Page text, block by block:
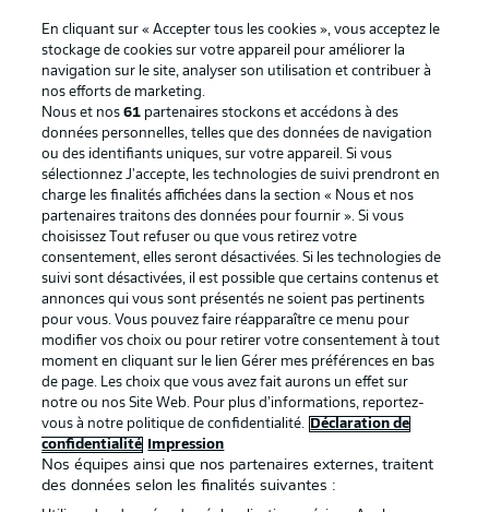
La publicité Conditions d’utilisation des
Mentions Légales Gérer mes préférences
Déclaration de
confidentialité
Diffuseurs
Travaux Contact
Impression Joueurs
En cliquant sur « Accepter tous les cookies », vous acceptez le
stockage de cookies sur votre appareil pour améliorer la
navigation sur le site, analyser son utilisation et contribuer à
nos efforts de marketing.
Nous et nos61 partenaires stockons et accédons à des
données personnelles, telles que des données de navigation
ou des identifiants uniques, sur votre appareil. Si vous
sélectionnez J'accepte, les technologies de suivi prendront en
charge les finalités affichées dans la section « Nous et nos
partenaires traitons des données pour fournir ». Si vous
choisissez Tout refuser ou que vous retirez votre
consentement, elles seront désactivées. Si les technologies de
suivi sont désactivées, il est possible que certains contenus et
annonces qui vous sont présentés ne soient pas pertinents
pour vous. Vous pouvez faire réapparaître ce menu pour
modifier vos choix ou pour retirer votre consentement à tout
moment en cliquant sur le lien Gérer mes préférences en bas
de page. Les choix que vous avez fait aurons un effet sur
notre ou nos Site Web. Pour plus d’informations, reportez-
vous à notre politique de confidentialité.
Déclaration de
confidentialité
Impression
Nos équipes ainsi que nos partenaires externes, traitent
des données selon les finalités suivantes :